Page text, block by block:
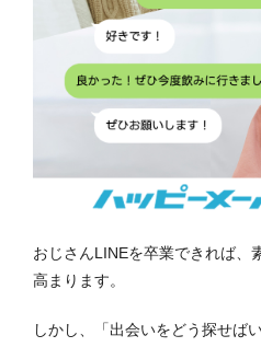
おじさんLINEを卒業できれば、
高まります。
しかし、「出会いをどう探せば